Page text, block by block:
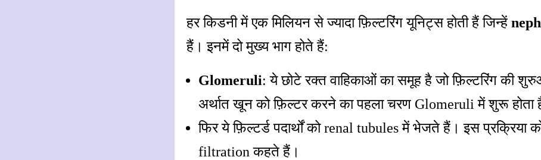
हर किडनी में एक मिलियन से ज्यादा फ़िल्टरिंग यूनिट्स होती हैं जिन्हें
हैं। इनमें दो मुख्य भाग होते हैं:
Glomeruli: ये छोटे रक्त वाहिकाओं का समूह है जो फ़िल्टरिंग की
अर्थात खून को फ़िल्टर करने का पहला चरण Glomeruli में शुरू होता
फिर ये फ़िल्टर्ड पदार्थों को renal tubules में भेजते हैं। इस प्रक्रिया
filtration कहते हैं।